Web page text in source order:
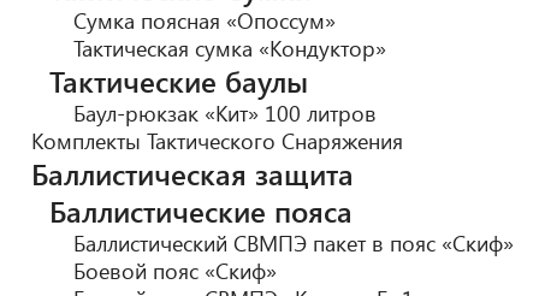
Сумка поясная «Опоссум»
Тактическая сумка «Кондуктор»
Тактические баулы
Баул-рюкзак «Кит» 100 литров
Комплекты Тактического Снаряжения
Баллистическая защита
Баллистические пояса
Баллистический СВМПЭ пакет в пояс «Скиф»
Боевой пояс «Скиф»